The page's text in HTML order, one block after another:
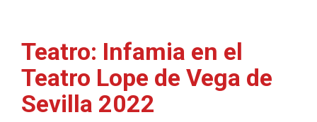
Teatro: Infamia en el
Teatro Lope de Vega de
Sevilla 2022